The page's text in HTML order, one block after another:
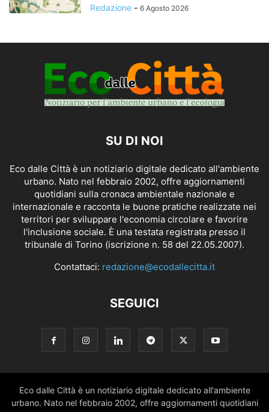
Redazione - 6 Agosto 2026
SU DI NOI
Eco dalle Città è un notiziario digitale dedicato all'ambiente
urbano. Nato nel febbraio 2002, offre aggiornamenti
quotidiani sulla cronaca ambientale nazionale e
internazionale e racconta le buone pratiche realizzate nei
territori per sviluppare l'economia circolare e favorire
l'inclusione sociale. È una testata registrata presso il
tribunale di Torino (iscrizione n. 58 del 22.05.2007).
Contattaci: redazione@ecodallecitta.it
SEGUICI
Eco dalle Città è un notiziario digitale dedicato all'ambiente
urbano. Nato nel febbraio 2002, offre aggiornamenti quotidiani